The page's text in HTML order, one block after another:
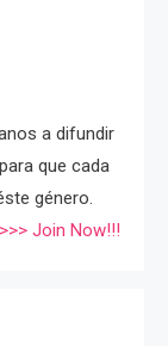
a difundir
que cada
género.
>>> Join Now!!!